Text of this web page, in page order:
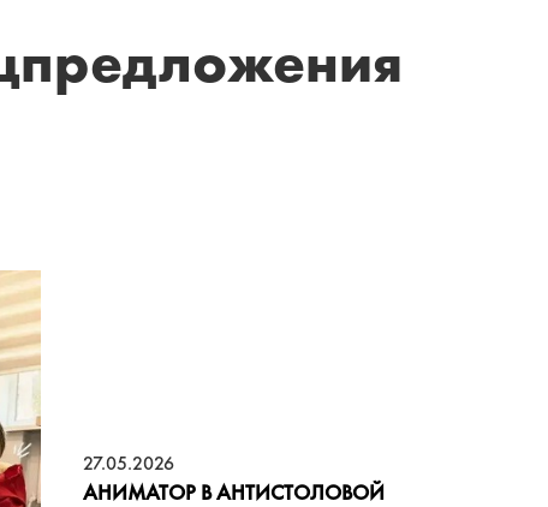
27.05.2026
АНИМАТОР В АНТИСТОЛОВОЙ